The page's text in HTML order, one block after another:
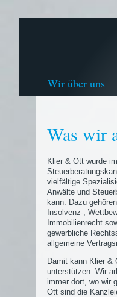
Wir über uns
Was wir
Klier & Ott wurde
vielfältige
Anwälte und
kann. Dazu
Insolvenz-,
Immobilienrecht
gewerbliche
allgemeine
Damit kann Klier &
unterstützen. Wir
immer dort, wo wir
Ott sind die